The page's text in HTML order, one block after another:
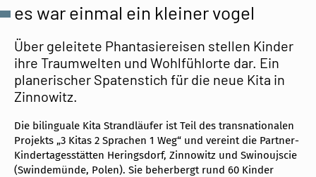
es war einmal ein kleiner vogel
Über geleitete Phantasiereisen stellen Kinder
ihre Traumwelten und Wohlfühlorte dar. Ein
planerischer Spatenstich für die neue Kita in
Zinnowitz.
Die bilinguale Kita Strandläufer ist Teil des transnationalen
Projekts „3 Kitas 2 Sprachen 1 Weg“ und vereint die Partner-
Kindertagesstätten Heringsdorf, Zinnowitz und Swinoujscie
(Swindemünde, Polen). Sie beherbergt rund 60 Kinder